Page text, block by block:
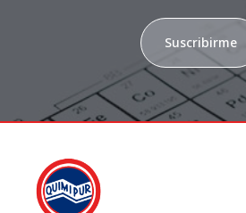
Suscribirme